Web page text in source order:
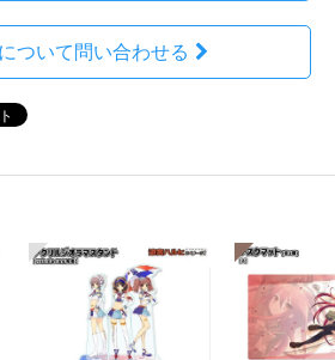
ついて問い合わせる